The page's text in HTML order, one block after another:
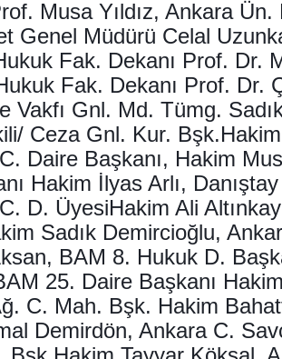
Musa Yıldız, Ankara
Genel Müdürü Celal
Fak. Dekanı Prof. Dr.
Fak. Dekanı Prof. Dr.
Vakfı Gnl. Md. Tümg.
Ceza Gnl. Kur. Bşk.Hakim
Daire Başkanı, Hakim
Hakim İlyas Arlı,
D. ÜyesiHakim Ali
Sadık Demircioğlu,
BAM 8. Hukuk D.
25. Daire Başkanı Hakim
C. Mah. Bşk. Hakim
Demirdön, Ankara C.